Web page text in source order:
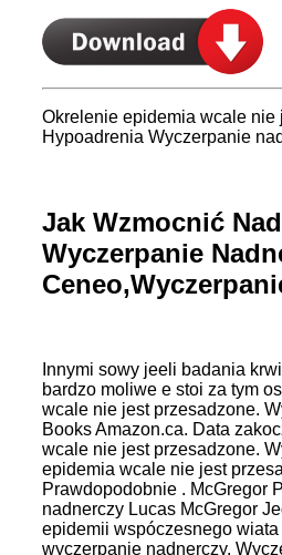
Okrelenie epidemia wcale nie
Hypoadrenia Wyczerpanie
Jak Wzmocnić
Wyczerpanie
Innymi sowy jeeli badania
bardzo moliwe e stoi za tym
wcale nie jest przesadzone.
Books Amazon.ca. Data
wcale nie jest przesadzone.
epidemia wcale nie jest
Prawdopodobnie . McGregor
nadnerczy Lucas McGregor
epidemii wspóczesnego
wyczerpanie nadnerczy.